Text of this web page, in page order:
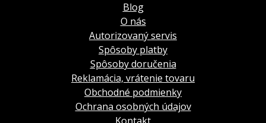
Blog
O nás
Autorizovaný servis
Spôsoby platby
Spôsoby doručenia
Reklamácia, vrátenie tovaru
Obchodné podmienky
Ochrana osobných údajov